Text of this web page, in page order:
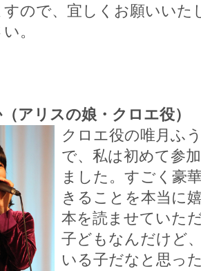
ので、宜しくお願いいた
。
アリスの娘・クロエ役）
クロエ役の唯月ふ
で、私は初めて参
ました。すごく豪
きることを本当に
本を読ませていた
子どもなんだけど
いる子だなと思っ